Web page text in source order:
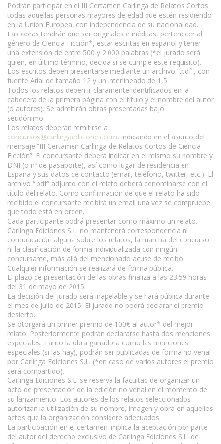
Podrán participar en el III Certamen Carlinga de Relatos Cortos
todas aquellas personas mayores de edad que estén residiendo
en la Unión Europea, con independencia de su nacionalidad.
Las obras tendrán que ser originales e inéditas, pertenecer al
género de Ciencia Ficción*, estar escritas en español y tener
una extensión de entre 500 y 2.000 palabras (*el jurado será
quien, en último término, decida si se cumple este requisito).
Los escritos deben presentarse mediante un archivo “.pdf”, con
fuente Arial de tamaño 12 y un interlineado de 1,5.
Todos los relatos deben ir claramente identificados en la
cabecera de la primera página con el título y el nombre del autor
(o autores). Se admitirán obras presentadas bajo
seudónimo.
Los relatos deberán remitirse a
concursos@carlingaediciones.com, indicando en el asunto del
mensaje “III Certamen Carlinga de Relatos Cortos de Ciencia
Ficción”. El concursante deberá indicar en el mismo su nombre y
DNI (o nº de pasaporte), así como lugar de residencia en
España y sus datos de contacto (email, teléfono, twitter, etc.). El
archivo “.pdf” adjunto con el relato deberá denominarse con el
título del relato. Como confirmación de que el relato ha sido
recibido el concursante recibirá un email una vez se compruebe
que todo está en orden.
Cada participante podrá presentar como máximo un relato.
Carlinga Ediciones S.L. no mantendrá correspondencia ni
comunicación alguna sobre los relatos, la marcha del concurso
ni la clasificación de forma individualizada con ningún
concursante, más allá del mencionado acuse de recibo.
Cualquier información se realizará de forma pública.
El plazo de presentación de las obras finaliza a las 23:59 horas
del 31 de mayo de 2015.
La decisión del jurado será inapelable y se hará pública durante
el mes de julio de 2015. El jurado no podrá declarar el premio
desierto.
Se otorgará un primer premio de 100€ al autor* del mejor
relato. Posteriormente podrán declararse hasta dos menciones
especiales. Tanto la obra ganadora como las menciones
especiales (si las hay), podrán ser publicadas de forma no venal
por Carlinga Ediciones S.L. (*en caso de varios autores el premio
será compartido).
Carlinga Ediciones S.L. se reserva la facultad de organizar un
acto de presentación de la edición no venal en el momento de
su lanzamiento. Los autores de los relatos seleccionados
autorizan la utilización de su nombre, imagen y obra en aquellos
actos que la organización considere adecuados.
La participación en el certamen implica la aceptación por parte
del autor del derecho exclusivo de Carlinga Ediciones S.L. de